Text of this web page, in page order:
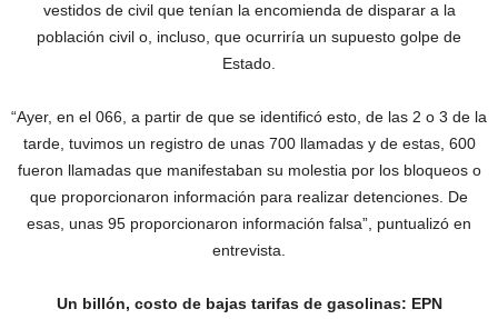
vestidos de civil que tenían la encomienda de disparar a la
población civil o, incluso, que ocurriría un supuesto golpe de
Estado.
“Ayer, en el 066, a partir de que se identificó esto, de las 2 o 3 de la
tarde, tuvimos un registro de unas 700 llamadas y de estas, 600
fueron llamadas que manifestaban su molestia por los bloqueos o
que proporcionaron información para realizar detenciones. De
esas, unas 95 proporcionaron información falsa”, puntualizó en
entrevista.
Un billón, costo de bajas tarifas de gasolinas: EPN